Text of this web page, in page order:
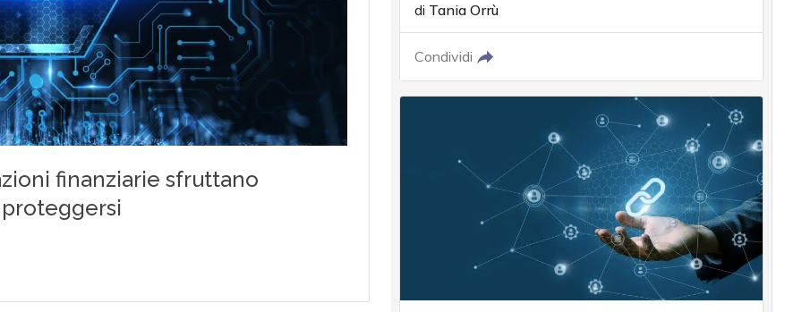
di Tania Orrù
Condividi